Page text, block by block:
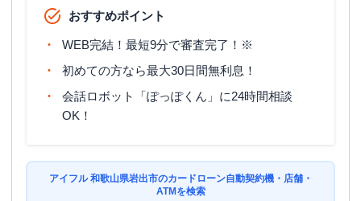
おすすめポイント
WEB完結！最短9分で審査完了！※
初めての方なら最大30日間無利息！
会話ロボット「ぽっぽくん」に24時間相談
OK！
アイフル 和歌山県岩出市のカードローン自動契約機・店舗・
ATMを検索